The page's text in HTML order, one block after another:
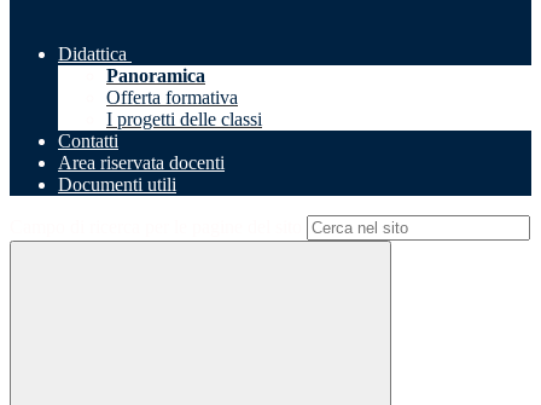
Didattica
Panoramica
Offerta formativa
I progetti delle classi
Contatti
Area riservata docenti
Documenti utili